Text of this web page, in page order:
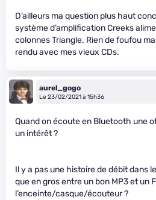
D’ailleurs ma question plus haut
système d’amplification Creeks
colonnes Triangle. Rien de foufou
rendu avec mes vieux CDs.
aurel_gogo
Le 23/02/2021 à 15h36
Quand on écoute en Bluetooth une
un intérêt ?
Il y a pas une histoire de débit dans
que en gros entre un bon MP3 et un
l’enceinte/casque/écouteur ?